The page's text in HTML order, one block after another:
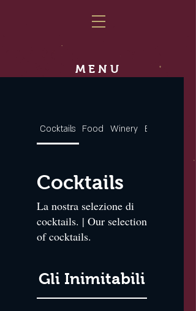
MENU
Cocktails Food Winery Beers
Cocktails
La nostra selezione di
cocktails. | Our selection
of cocktails.
Gli Inimitabili